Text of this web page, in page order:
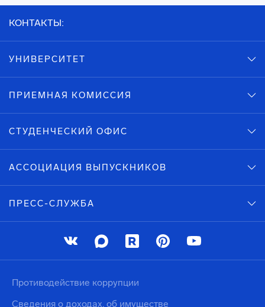
КОНТАКТЫ:
УНИВЕРСИТЕТ
ПРИЕМНАЯ КОМИССИЯ
СТУДЕНЧЕСКИЙ ОФИС
АССОЦИАЦИЯ ВЫПУСКНИКОВ
ПРЕСС-СЛУЖБА
Противодействие коррупции
Сведения о доходах, об имуществе